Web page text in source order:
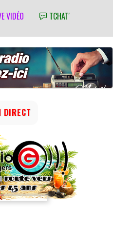
VIDÉO TCHAT'
DIRECT